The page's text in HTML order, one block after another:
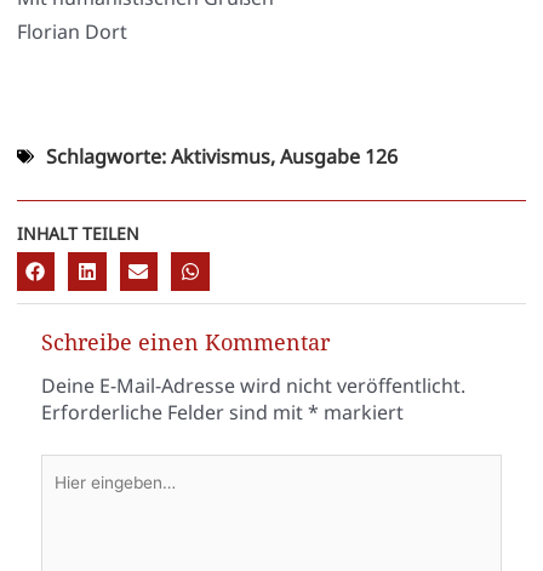
Flo­ri­an Dort
Schlagworte:Aktivismus,Ausgabe 126
INHALT TEILEN
Schreibe einen Kommentar
Deine E-Mail-Adresse wird nicht veröffentlicht.
Erforderliche Felder sind mit* markiert
eingeben…